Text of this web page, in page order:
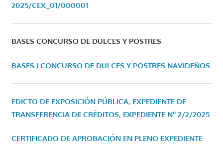
2025/CEX_01/000001
BASES CONCURSO DE DULCES Y POSTRES
BASES I CONCURSO DE DULCES Y POSTRES NAVIDEÑOS
EDICTO DE EXPOSICIÓN PÚBLICA, EXPEDIENTE DE
TRANSFERENCIA DE CRÉDITOS, EXPEDIENTE Nº 2/2/2025
CERTIFICADO DE APROBACIÓN EN PLENO EXPEDIENTE